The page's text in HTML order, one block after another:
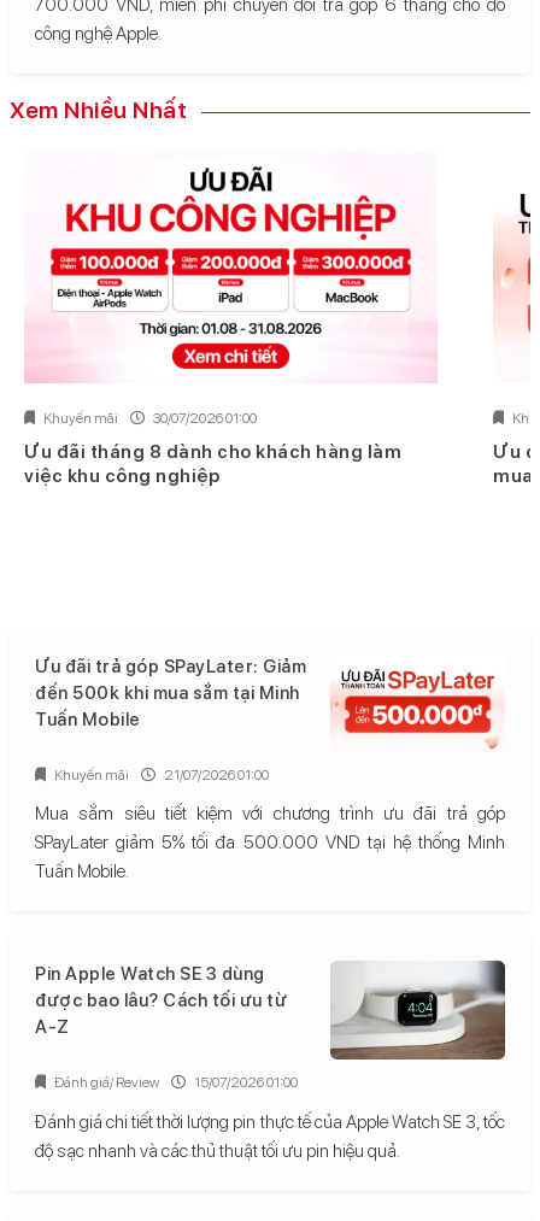
700.000 VND, miễn phí chuyển đổi trả góp 6 tháng cho đồ
công nghệ Apple.
Xem Nhiều Nhất
Khuyến mãi 30/07/2026 01:00
Ưu đãi tháng 8 dành cho khách hàng làm
việc khu công nghiệp
Ưu
mua
Ưu đãi trả góp SPayLater: Giảm
đến 500k khi mua sắm tại Minh
Tuấn Mobile
Mua sắm siêu tiết kiệm với chương trình ưu đãi trả góp
SPayLater giảm 5% tối đa 500.000 VND tại hệ thống Minh
Tuấn Mobile.
Khuyến mãi 21/07/2026 01:00
Pin Apple Watch SE 3 dùng
được bao lâu? Cách tối ưu từ
A-Z
Đánh giá chi tiết thời lượng pin thực tế của Apple Watch SE 3, tốc
độ sạc nhanh và các thủ thuật tối ưu pin hiệu quả.
Đánh giá/ Review 15/07/2026 01:00